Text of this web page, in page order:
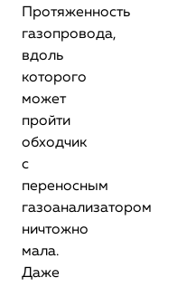
Протяженность
газопровода,
вдоль
которого
может
пройти
обходчик
с
переносным
газоанализатором
ничтожно
мала.
Даже